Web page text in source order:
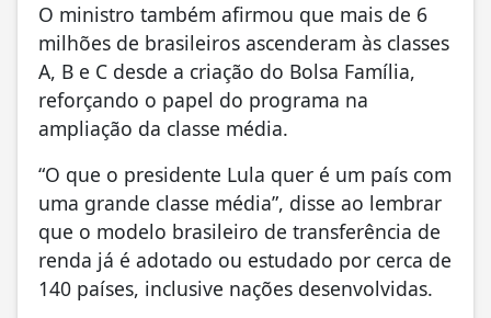
O ministro também afirmou que mais de 6
milhões de brasileiros ascenderam às classes
A, B e C desde a criação do Bolsa Família,
reforçando o papel do programa na
ampliação da classe média.
“O que o presidente Lula quer é um país com
uma grande classe média”, disse ao lembrar
que o modelo brasileiro de transferência de
renda já é adotado ou estudado por cerca de
140 países, inclusive nações desenvolvidas.